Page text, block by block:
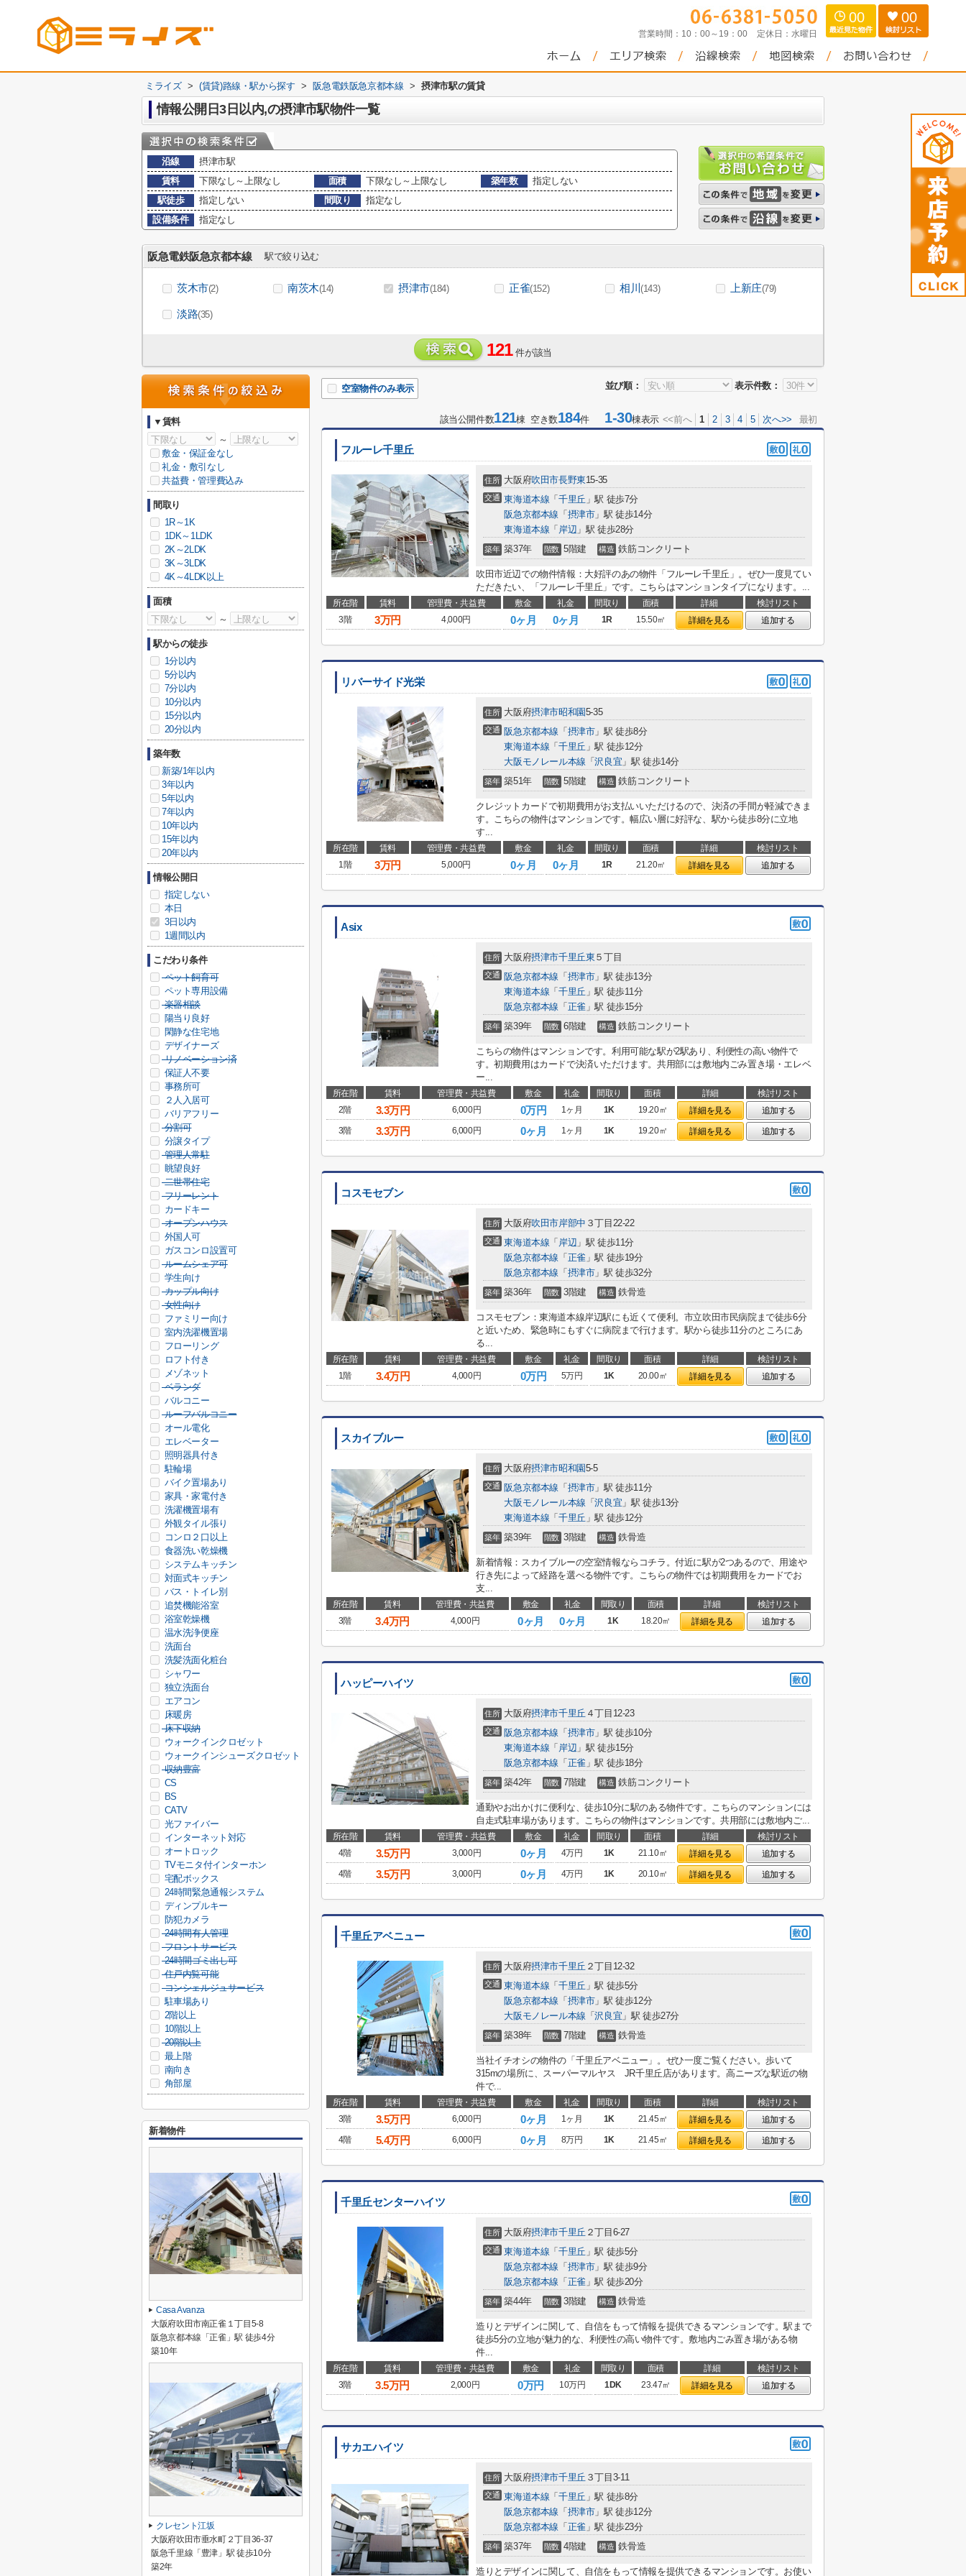
営業時間： 10：00～19：00 定休日： 水曜日
00 00
ミライズ > (賃貸)路線・駅から探す > 阪急電鉄阪急京都本線 > 摂津市駅の賃貸
情報公開日3日以内,の摂津市駅物件一覧
沿線
摂津市駅
賃料
下限なし～上限なし 面積 下限なし～上限なし 築年数
指定しない
駅徒歩
指定しない 間取り
指定なし
設備条件
指定なし
阪急電鉄阪急京都本線 駅で絞り込む
茨木市(2) 南茨木(14) 摂津市(184) 正雀(152) 相川(143) 上新庄(79)
淡路(35)
121 件が該当
並び順： 表示件数：
空室物件のみ表示
該当公開件数121棟 空き数184件1-30棟表示 <<前へ 1 2 3 4 5 次へ>> 最初
フルーレ千里丘
住所 大阪府吹田市長野東15-35
交通 東海道本線 「 千里丘 」駅 徒歩7分
阪急京都本線 「 摂津市」駅 徒歩14分
東海道本線 「 岸辺 」駅 徒歩28分
築年 築37年 階数 5階建 構造 鉄筋コンクリート
吹田市近辺での物件情報：大好評のあの物件「フルーレ千里丘」。ぜひ一度見てい
ただきたい、「フルーレ千里丘」です。こちらはマンションタイプになります。...
所在階 賃料 管理費・共益費 敷金 礼金 間取り 面積 詳細
検討リスト
3階
3万円 4,000円 0ヶ月 0ヶ月 1R 15.50㎡ 詳細を見る 追加する
リバーサイド光栄
住所 大阪府摂津市昭和園5-35
交通 阪急京都本線 「 摂津市」駅 徒歩8分
東海道本線 「 千里丘 」駅 徒歩12分
大阪モノレール本線 「沢良宜 」駅 徒歩14分
築年 築51年 階数 5階建 構造 鉄筋コンクリート
クレジットカードで初期費用がお支払いいただけるので、決済の手間が軽減できま
す。こちらの物件はマンションです。幅広い層に好評な、駅から徒歩8分に立地
す...
所在階 賃料 管理費・共益費 敷金 礼金 間取り 面積 詳細
検討リスト
1階
3万円 5,000円 0ヶ月 0ヶ月 1R 21.20㎡ 詳細を見る 追加する
Asix
住所 大阪府摂津市千里丘東 ５丁目
交通 阪急京都本線 「 摂津市」駅 徒歩13分
東海道本線 「 千里丘 」駅 徒歩11分
阪急京都本線 「 正雀 」駅 徒歩15分
築年 築39年 階数 6階建 構造 鉄筋コンクリート
こちらの物件はマンションです。利用可能な駅が2駅あり、利便性の高い物件で
す。初期費用はカードで決済いただけます。共用部には敷地内ごみ置き場・エレベ
ー...
所在階 賃料 管理費・共益費 敷金 礼金 間取り 面積 詳細
検討リスト
2階
3.3万円 6,000円 0万円 1ヶ月 1K 19.20㎡ 詳細を見る
追加する
3階
3.3万円 6,000円 0ヶ月 1ヶ月 1K 19.20㎡ 詳細を見る 追加する
コスモセブン
住所 大阪府吹田市岸部中 ３丁目22-22
交通 東海道本線 「 岸辺 」駅 徒歩11分
阪急京都本線 「 正雀 」駅 徒歩19分
阪急京都本線 「 摂津市」駅 徒歩32分
築年 築36年 階数 3階建 構造 鉄骨造
コスモセブン：東海道本線岸辺駅にも近くて便利。市立吹田市民病院まで徒歩6分
と近いため、緊急時にもすぐに病院まで行けます。駅から徒歩11分のところにあ
る...
所在階 賃料 管理費・共益費 敷金 礼金 間取り 面積 詳細
検討リスト
1階
3.4万円 4,000円 0万円 5万円 1K 20.00㎡ 詳細を見る 追加する
スカイブルー
住所 大阪府摂津市昭和園5-5
交通 阪急京都本線 「 摂津市」駅 徒歩11分
大阪モノレール本線 「沢良宜 」駅 徒歩13分
東海道本線 「 千里丘 」駅 徒歩12分
築年 築39年 階数 3階建 構造 鉄骨造
新着情報：スカイブルーの空室情報ならコチラ。付近に駅が2つあるので、用途や
行き先によって経路を選べる物件です。こちらの物件では初期費用をカードでお
支...
所在階 賃料 管理費・共益費 敷金 礼金 間取り 面積 詳細
検討リスト
3階
3.4万円 4,000円 0ヶ月 0ヶ月 1K 18.20㎡ 詳細を見る 追加する
ハッピーハイツ
住所 大阪府摂津市千里丘 ４丁目12-23
交通 阪急京都本線 「 摂津市」駅 徒歩10分
東海道本線 「 岸辺 」駅 徒歩15分
阪急京都本線 「 正雀 」駅 徒歩18分
築年 築42年 階数 7階建 構造 鉄筋コンクリート
通勤やお出かけに便利な、徒歩10分に駅のある物件です。こちらのマンションには
自走式駐車場があります。こちらの物件はマンションです。共用部には敷地内ご...
所在階 賃料 管理費・共益費 敷金 礼金 間取り 面積 詳細
検討リスト
4階
3.5万円 3,000円 0ヶ月 4万円 1K 21.10㎡ 詳細を見る
追加する
4階
3.5万円 3,000円 0ヶ月 4万円 1K 20.10㎡ 詳細を見る 追加する
千里丘アベニュー
住所 大阪府摂津市千里丘 ２丁目12-32
交通 東海道本線 「 千里丘 」駅 徒歩5分
阪急京都本線 「 摂津市」駅 徒歩12分
大阪モノレール本線 「沢良宜 」駅 徒歩27分
築年 築38年 階数 7階建 構造 鉄骨造
当社イチオシの物件の「千里丘アベニュー」。ぜひ一度ご覧ください。歩いて
315mの場所に、スーパーマルヤス JR千里丘店があります。高ニーズな駅近の物
件で...
所在階 賃料 管理費・共益費 敷金 礼金 間取り 面積 詳細
検討リスト
3階
3.5万円 6,000円 0ヶ月 1ヶ月 1K 21.45㎡ 詳細を見る
追加する
4階
5.4万円 6,000円 0ヶ月 8万円 1K 21.45㎡ 詳細を見る 追加する
千里丘センターハイツ
住所 大阪府摂津市千里丘 ２丁目6-27
交通 東海道本線 「 千里丘 」駅 徒歩5分
阪急京都本線 「 摂津市」駅 徒歩9分
阪急京都本線 「 正雀 」駅 徒歩20分
築年 築44年 階数 3階建 構造 鉄骨造
造りとデザインに関して、自信をもって情報を提供できるマンションです。駅まで
徒歩5分の立地が魅力的な、利便性の高い物件です。敷地内ごみ置き場がある物
件...
所在階 賃料 管理費・共益費 敷金 礼金 間取り 面積 詳細
検討リスト
3階
3.5万円 2,000円 0万円 10万円 1DK 23.47㎡ 詳細を見る 追加する
サカエハイツ
住所 大阪府摂津市千里丘 ３丁目3-11
交通 東海道本線 「 千里丘 」駅 徒歩8分
阪急京都本線 「 摂津市」駅 徒歩12分
阪急京都本線 「 正雀 」駅 徒歩23分
築年 築37年 階数 4階建 構造 鉄骨造
造りとデザインに関して、自信をもって情報を提供できるマンションです。お使い
▼賃料
～
敷金・保証金なし
礼金・敷引なし
共益費・管理費込み
間取り
1R～1K
1DK～1LDK
2K～2LDK
3K～3LDK
4K～4LDK以上
面積
～
駅からの徒歩
1分以内
5分以内
7分以内
10分以内
15分以内
20分以内
築年数
新築/1年以内
3年以内
5年以内
7年以内
10年以内
15年以内
20年以内
情報公開日
指定しない
本日
3日以内
1週間以内
こだわり条件
ペット飼育可
ペット専用設備
楽器相談
陽当り良好
閑静な住宅地
デザイナーズ
リノベーション済
保証人不要
事務所可
２人入居可
バリアフリー
分割可
分譲タイプ
管理人常駐
眺望良好
二世帯住宅
フリーレント
カードキー
オープンハウス
外国人可
ガスコンロ設置可
ルームシェア可
学生向け
カップル向け
女性向け
ファミリー向け
室内洗濯機置場
フローリング
ロフト付き
メゾネット
ベランダ
バルコニー
ルーフバルコニー
オール電化
エレベーター
照明器具付き
駐輪場
バイク置場あり
家具・家電付き
洗濯機置場有
外観タイル張り
コンロ２口以上
食器洗い乾燥機
システムキッチン
対面式キッチン
バス・トイレ別
追焚機能浴室
浴室乾燥機
温水洗浄便座
洗面台
洗髪洗面化粧台
シャワー
独立洗面台
エアコン
床暖房
床下収納
ウォークインクロゼット
ウォークインシューズクロゼット
収納豊富
CS
BS
CATV
光ファイバー
インターネット対応
オートロック
TVモニタ付インターホン
宅配ボックス
24時間緊急通報システム
ディンプルキー
防犯カメラ
24時間有人管理
フロントサービス
24時間ゴミ出し可
住戸内覧可能
コンシェルジュサービス
駐車場あり
2階以上
10階以上
20階以上
最上階
南向き
角部屋
新着物件
Casa Avanza
大阪府吹田市南正雀１丁目5-8
阪急京都本線「正雀」駅 徒歩4分
築10年
クレセント江坂
大阪府吹田市垂水町２丁目36-37
阪急千里線「豊津」駅 徒歩10分
築2年